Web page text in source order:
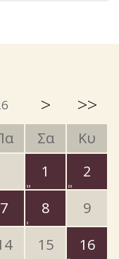
> >>
Σα
Κυ
1
2
7 8
9
15
16